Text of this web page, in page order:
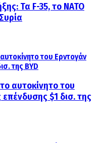
Τα F-35, το ΝΑΤΟ
αυτοκίνητο του
$1 δισ. της